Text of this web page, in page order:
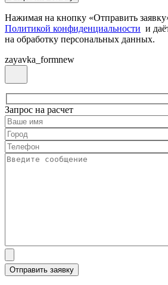
Нажимая на кнопку «Отправить
Политикой конфиденциальности и
на обработку персональных данных.
zayavka_formnew
Запрос на расчет